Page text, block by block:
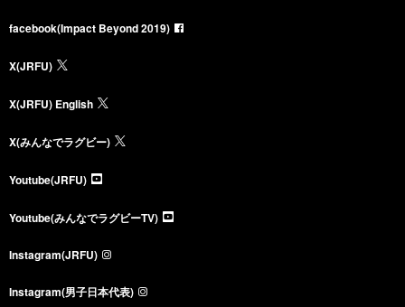
facebook(Impact Beyond 2019)
X(JRFU)
X(JRFU) English
X(みんなでラグビー)
Youtube(JRFU)
Youtube(みんなでラグビーTV)
Instagram(JRFU)
Instagram(男子日本代表)